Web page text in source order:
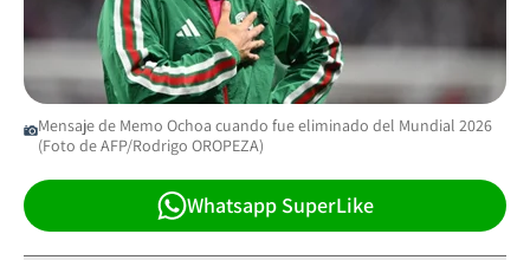
Mensaje de Memo Ochoa cuando fue eliminado del Mundial 2026
(Foto de AFP/Rodrigo OROPEZA)
Whatsapp SuperLike